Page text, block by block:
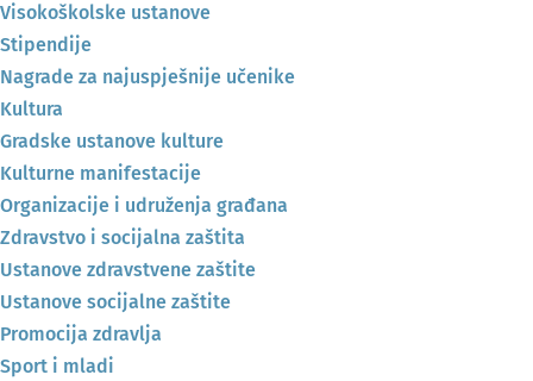
Visokoškolske ustanove
Stipendije
Nagrade za najuspješnije učenike
Kultura
Gradske ustanove kulture
Kulturne manifestacije
Organizacije i udruženja građana
Zdravstvo i socijalna zaštita
Ustanove zdravstvene zaštite
Ustanove socijalne zaštite
Promocija zdravlja
Sport i mladi